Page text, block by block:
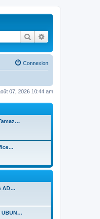
Rechercher
Connexion
07, 2026 10:44 am
AD…
UBUN…